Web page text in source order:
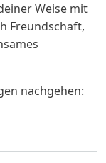
Weise mit
Freundschaft,
nachgehen: